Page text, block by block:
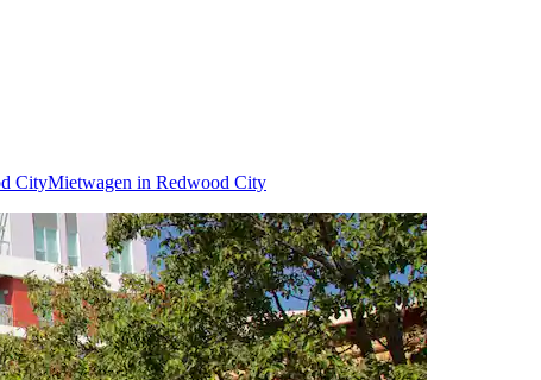
CityMietwagen in Redwood City